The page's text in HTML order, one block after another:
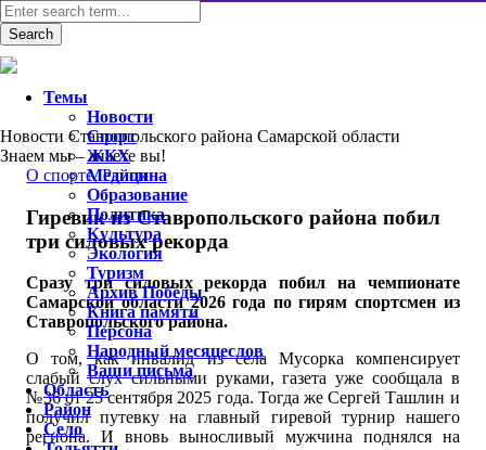
Новости Ставропольского района Самарской области
Знаем мы – знаете вы!
O спорте,Район
Гиревик из Ставропольского района побил
три силовых рекорда
Сразу три силовых рекорда побил на чемпионате
Самарской области 2026 года по гирям спортсмен из
Ставропольского района.
О том, как инвалид из села Мусорка компенсирует
слабый слух сильными руками, газета уже сообщала в
№36 от 25 сентября 2025 года. Тогда же Сергей Ташлин и
получил путевку на главный гиревой турнир нашего
региона. И вновь выносливый мужчина поднялся на
Темы
Новости
Спорт
ЖКХ
Медицина
Образование
Политика
Культура
Экология
Туризм
Архив Победы
Книга памяти
Персона
Народный месяцеслов
Ваши письма
Область
Район
Село